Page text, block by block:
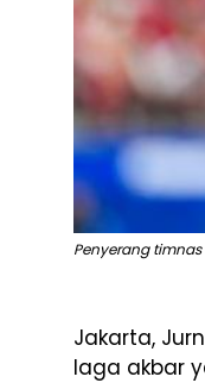
Penyerang timnas
Jakarta,
laga akbar